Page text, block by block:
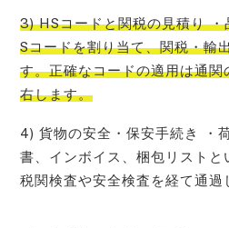
3) HSコードと関税の見積り
Sコードを割り当て、関税・輸
す。正確なコードの適用は通
右します。
4) 貨物の安全・保安手続き ・
書、インボイス、梱包リストと
税関検査や安全検査を経て通過